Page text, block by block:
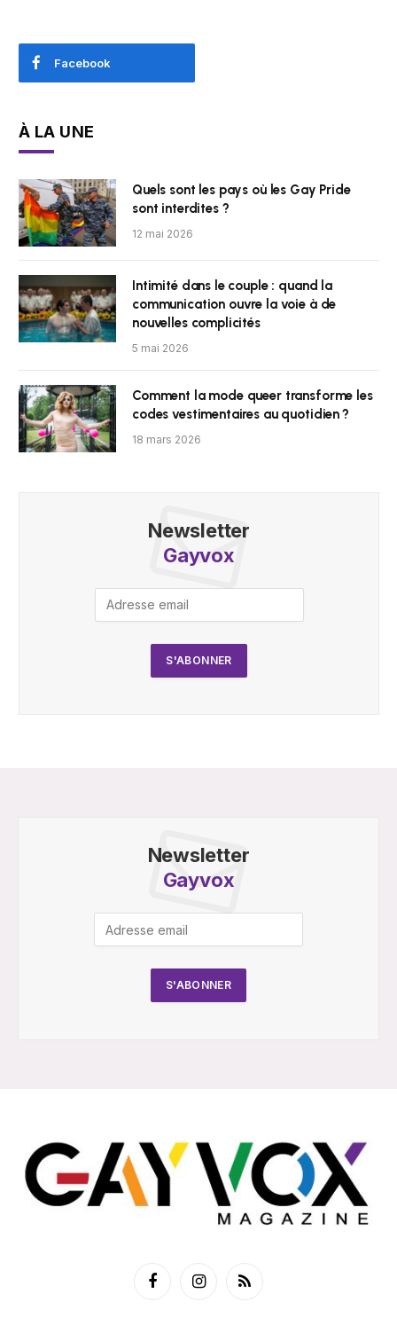
Facebook
À LA UNE
Quels sont les pays où les Gay Pride
sont interdites ?
12 mai 2026
Intimité dans le couple : quand la
communication ouvre la voie à de
nouvelles complicités
5 mai 2026
Comment la mode queer transforme les
codes vestimentaires au quotidien ?
18 mars 2026
Newsletter
Gayvox
Newsletter
Gayvox
FacebookInstagramRSS